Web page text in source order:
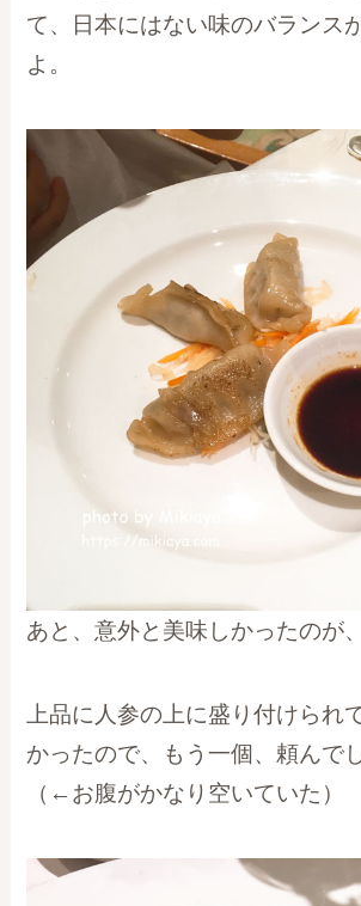
て、日本にはない味のバランス
よ。
あと、意外と美味しかったのが
上品に人参の上に盛り付けられ
かったので、もう一個、頼んで
（←お腹がかなり空いていた）